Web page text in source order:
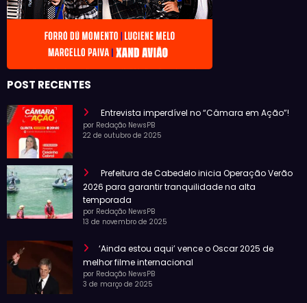
POST RECENTES
Entrevista imperdível no “Câmara em Ação”!
por Redação NewsPB
22 de outubro de 2025
Prefeitura de Cabedelo inicia Operação Verão
2026 para garantir tranquilidade na alta
temporada
por Redação NewsPB
13 de novembro de 2025
‘Ainda estou aqui’ vence o Oscar 2025 de
melhor filme internacional
por Redação NewsPB
3 de março de 2025